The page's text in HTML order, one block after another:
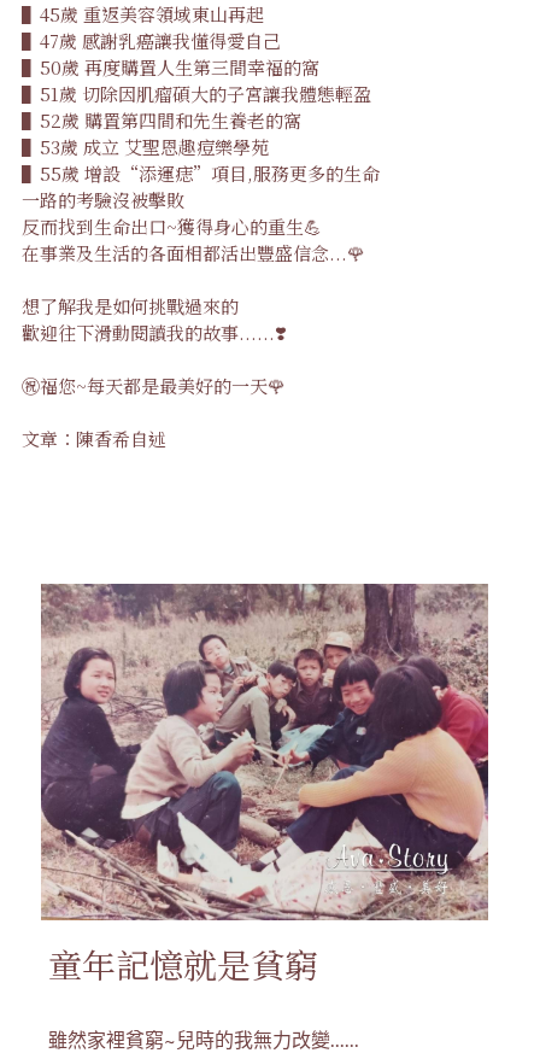
▌45歲 重返美容領域東山再起
▌47歲 感謝乳癌讓我懂得愛自己
▌50歲 再度購置人生第三間幸福的窩
▌51歲 切除因肌瘤碩大的子宮讓我體態輕盈
▌52歲 購置第四間和先生養老的窩
▌53歲 成立 艾聖恩趣痘樂學苑
▌55歲 增設“添運痣”項目,服務更多的生命
一路的考驗沒被擊敗
反而找到生命出口~獲得身心的重生💪
在事業及生活的各面相都活出豐盛信念...🌹
想了解我是如何挑戰過來的
歡迎往下滑動閱讀我的故事......❣️
㊗️福您~每天都是最美好的一天🌹
文章：陳香希自述
童年記憶就是貧窮
雖然家裡貧窮~兒時的我無力改變......